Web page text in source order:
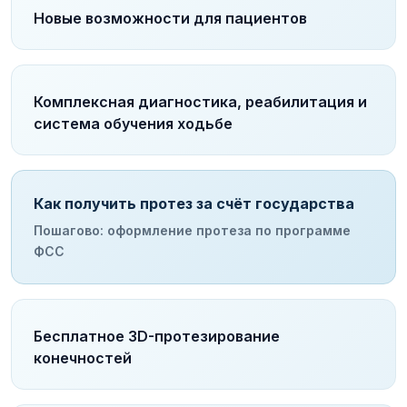
Новые возможности для пациентов
Комплексная диагностика, реабилитация и
система обучения ходьбе
Как получить протез за счёт государства
Пошагово: оформление протеза по программе
ФСС
Бесплатное 3D-протезирование
конечностей